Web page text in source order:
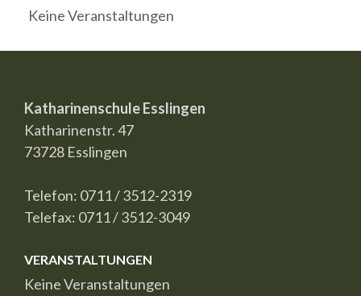
Keine Veranstaltungen
Katharinenschule Esslingen
Katharinenstr. 47
73728 Esslingen
Telefon: 0711 / 3512-2319
Telefax: 0711 / 3512-3049
VERANSTALTUNGEN
Keine Veranstaltungen